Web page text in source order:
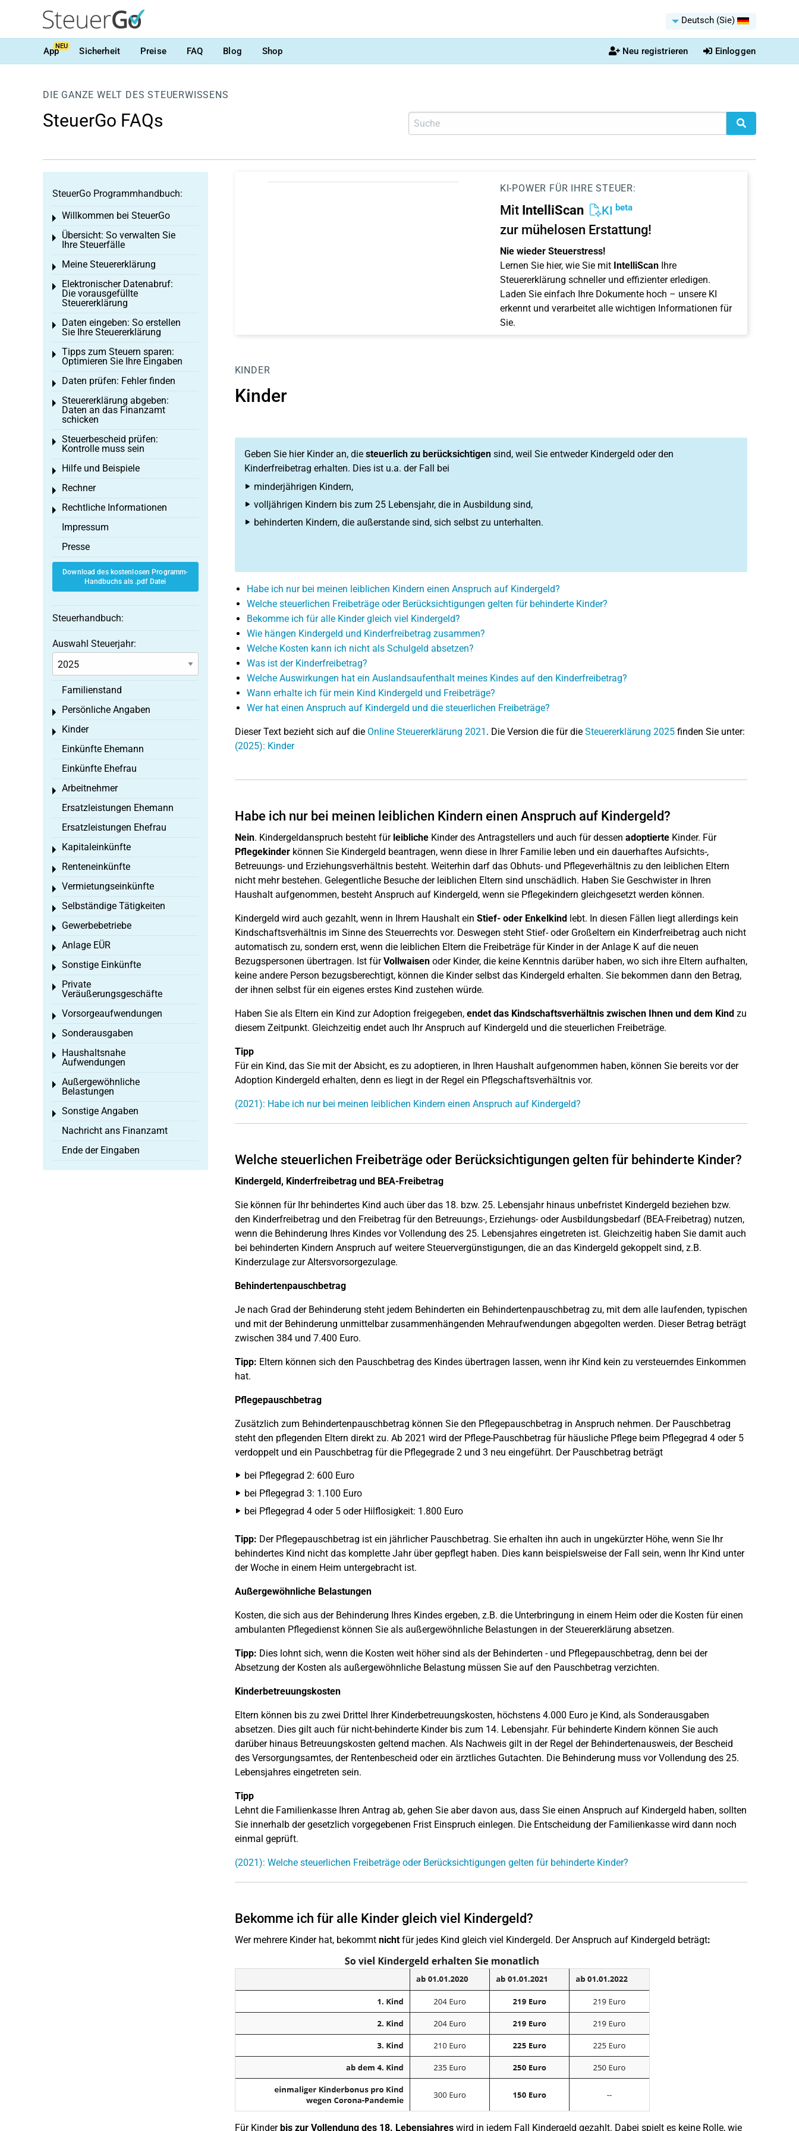
Deutsch (Sie)
AppNEU Sicherheit Preise FAQ Blog Shop Neu registrieren Einloggen
DIE GANZE WELT DES STEUERWISSENS
SteuerGo FAQs
KI-POWER FÜR IHRE STEUER:
Mit IntelliScan KI beta
zur mühelosen Erstattung!
Nie wieder Steuerstress!
Lernen Sie hier, wie Sie mit IntelliScanIhre
Steuererklärung schneller und effizienter erledigen.
Laden Sie einfach Ihre Dokumente hoch – unsere KI
erkennt und verarbeitet alle wichtigen Informationen für
Sie.
KINDER
Kinder
Geben Sie hier Kinder an, diesteuerlich zu berücksichtigensind, weil Sie entweder Kindergeld oder den
Kinderfreibetrag erhalten. Dies ist u.a. der Fall bei
minderjährigen Kindern,
volljährigen Kindern bis zum 25 Lebensjahr, die in Ausbildung sind,
behinderten Kindern, die außerstande sind, sich selbst zu unterhalten.
Habe ich nur bei meinen leiblichen Kindern einen Anspruch auf Kindergeld?
Welche steuerlichen Freibeträge oder Berücksichtigungen gelten für behinderte Kinder?
Bekomme ich für alle Kinder gleich viel Kindergeld?
Wie hängen Kindergeld und Kinderfreibetrag zusammen?
Welche Kosten kann ich nicht als Schulgeld absetzen?
Was ist der Kinderfreibetrag?
Welche Auswirkungen hat ein Auslandsaufenthalt meines Kindes auf den Kinderfreibetrag?
Wann erhalte ich für mein Kind Kindergeld und Freibeträge?
Wer hat einen Anspruch auf Kindergeld und die steuerlichen Freibeträge?
Dieser Text bezieht sich auf die Online Steuererklärung 2021 . Die Version die für die Steuererklärung 2025finden Sie unter:
(2025): Kinder
Habe ich nur bei meinen leiblichen Kindern einen Anspruch auf Kindergeld?
Nein. Kindergeldanspruch besteht für leiblicheKinder des Antragstellers und auch für dessen adoptierteKinder. Für
Pflegekinderkönnen Sie Kindergeld beantragen, wenn diese in Ihrer Familie leben und ein dauerhaftes Aufsichts-,
Betreuungs- und Erziehungsverhältnis besteht. Weiterhin darf das Obhuts- und Pflegeverhältnis zu den leiblichen Eltern
nicht mehr bestehen. Gelegentliche Besuche der leiblichen Eltern sind unschädlich. Haben Sie Geschwister in Ihren
Haushalt aufgenommen, besteht Anspruch auf Kindergeld, wenn sie Pflegekindern gleichgesetzt werden können.
Kindergeld wird auch gezahlt, wenn in Ihrem Haushalt ein Stief- oder Enkelkindlebt. In diesen Fällen liegt allerdings kein
Kindschaftsverhältnis im Sinne des Steuerrechts vor. Deswegen steht Stief- oder Großeltern ein Kinderfreibetrag auch nicht
automatisch zu, sondern erst, wenn die leiblichen Eltern die Freibeträge für Kinder in der Anlage K auf die neuen
Bezugspersonen übertragen. Ist fürVollwaisenoder Kinder, die keine Kenntnis darüber haben, wo sich ihre Eltern aufhalten,
keine andere Person bezugsberechtigt, können die Kinder selbst das Kindergeld erhalten. Sie bekommen dann den Betrag,
der ihnen selbst für ein eigenes erstes Kind zustehen würde.
Haben Sie als Eltern ein Kind zur Adoption freigegeben, endet das Kindschaftsverhältnis zwischen Ihnen und dem Kindzu
diesem Zeitpunkt. Gleichzeitig endet auch Ihr Anspruch auf Kindergeld und die steuerlichen Freibeträge.
Tipp
Für ein Kind, das Sie mit der Absicht, es zu adoptieren, in Ihren Haushalt aufgenommen haben, können Sie bereits vor der
Adoption Kindergeld erhalten, denn es liegt in der Regel ein Pflegschaftsverhältnis vor.
(2021): Habe ich nur bei meinen leiblichen Kindern einen Anspruch auf Kindergeld?
Welche steuerlichen Freibeträge oder Berücksichtigungen gelten für behinderte Kinder?
Kindergeld, Kinderfreibetrag und BEA-Freibetrag
Sie können für Ihr behindertes Kind auch über das 18. bzw. 25. Lebensjahr hinaus unbefristet Kindergeld beziehen bzw.
den Kinderfreibetrag und den Freibetrag für den Betreuungs-, Erziehungs- oder Ausbildungsbedarf (BEA-Freibetrag) nutzen,
wenn die Behinderung Ihres Kindes vor Vollendung des 25. Lebensjahres eingetreten ist. Gleichzeitig haben Sie damit auch
bei behinderten Kindern Anspruch auf weitere Steuervergünstigungen, die an das Kindergeld gekoppelt sind, z.B.
Kinderzulage zur Altersvorsorgezulage.
Behindertenpauschbetrag
Je nach Grad der Behinderung steht jedem Behinderten ein Behindertenpauschbetrag zu, mit dem alle laufenden, typischen
und mit der Behinderung unmittelbar zusammenhängenden Mehraufwendungen abgegolten werden. Dieser Betrag beträgt
zwischen 384 und 7.400 Euro.
Tipp: Eltern können sich den Pauschbetrag des Kindes übertragen lassen, wenn ihr Kind kein zu versteuerndes Einkommen
hat.
Pflegepauschbetrag
Zusätzlich zum Behindertenpauschbetrag können Sie den Pflegepauschbetrag in Anspruch nehmen. Der Pauschbetrag
steht den pflegenden Eltern direkt zu. Ab 2021 wird der Pflege-Pauschbetrag für häusliche Pflege beim Pflegegrad 4 oder 5
verdoppelt und ein Pauschbetrag für die Pflegegrade 2 und 3 neu eingeführt. Der Pauschbetrag beträgt
bei Pflegegrad 2: 600 Euro
bei Pflegegrad 3: 1.100 Euro
bei Pflegegrad 4 oder 5 oder Hilflosigkeit: 1.800 Euro
Tipp: Der Pflegepauschbetrag ist ein jährlicher Pauschbetrag. Sie erhalten ihn auch in ungekürzter Höhe, wenn Sie Ihr
behindertes Kind nicht das komplette Jahr über gepflegt haben. Dies kann beispielsweise der Fall sein, wenn Ihr Kind unter
der Woche in einem Heim untergebracht ist.
Außergewöhnliche Belastungen
Kosten, die sich aus der Behinderung Ihres Kindes ergeben, z.B. die Unterbringung in einem Heim oder die Kosten für einen
ambulanten Pflegedienst können Sie als außergewöhnliche Belastungen in der Steuererklärung absetzen.
Tipp: Dies lohnt sich, wenn die Kosten weit höher sind als der Behinderten - und Pflegepauschbetrag, denn bei der
Absetzung der Kosten als außergewöhnliche Belastung müssen Sie auf den Pauschbetrag verzichten.
Kinderbetreuungskosten
Eltern können bis zu zwei Drittel Ihrer Kinderbetreuungskosten, höchstens 4.000 Euro je Kind, als Sonderausgaben
absetzen. Dies gilt auch für nicht-behinderte Kinder bis zum 14. Lebensjahr. Für behinderte Kindern können Sie auch
darüber hinaus Betreuungskosten geltend machen. Als Nachweis gilt in der Regel der Behindertenausweis, der Bescheid
des Versorgungsamtes, der Rentenbescheid oder ein ärztliches Gutachten. Die Behinderung muss vor Vollendung des 25.
Lebensjahres eingetreten sein.
Tipp
Lehnt die Familienkasse Ihren Antrag ab, gehen Sie aber davon aus, dass Sie einen Anspruch auf Kindergeld haben, sollten
Sie innerhalb der gesetzlich vorgegebenen Frist Einspruch einlegen. Die Entscheidung der Familienkasse wird dann noch
einmal geprüft.
(2021): Welche steuerlichen Freibeträge oder Berücksichtigungen gelten für behinderte Kinder?
Bekomme ich für alle Kinder gleich viel Kindergeld?
Wer mehrere Kinder hat, bekommt nichtfür jedes Kind gleich viel Kindergeld. Der Anspruch auf Kindergeld beträgt:
Für Kinderbis zur Vollendung des 18. Lebensjahreswird in jedem Fall Kindergeld gezahlt. Dabei spielt es keine Rolle, wie
SteuerGo Programmhandbuch:
Willkommen bei SteuerGo
Toggle menu
Übersicht: So verwalten Sie
Ihre Steuerfälle
Toggle menu
Meine Steuererklärung
Toggle menu
Elektronischer Datenabruf:
Die vorausgefüllte
Steuererklärung
Toggle menu
Daten eingeben: So erstellen
Sie Ihre Steuererklärung
Toggle menu
Tipps zum Steuern sparen:
Optimieren Sie Ihre Eingaben
Toggle menu
Daten prüfen: Fehler finden
Toggle menu
Steuererklärung abgeben:
Daten an das Finanzamt
schicken
Toggle menu
Steuerbescheid prüfen:
Kontrolle muss sein
Toggle menu
Hilfe und Beispiele
Toggle menu
Rechner
Toggle menu
Rechtliche Informationen
Toggle menu
Impressum
Presse
Download des kostenlosen Programm-
Handbuchs als .pdf Datei
Steuerhandbuch:
Auswahl Steuerjahr:
Familienstand
Persönliche Angaben
Toggle menu
Kinder
Toggle menu
Einkünfte Ehemann
Einkünfte Ehefrau
Arbeitnehmer
Toggle menu
Ersatzleistungen Ehemann
Ersatzleistungen Ehefrau
Kapitaleinkünfte
Toggle menu
Renteneinkünfte
Toggle menu
Vermietungseinkünfte
Toggle menu
Selbständige Tätigkeiten
Toggle menu
Gewerbebetriebe
Toggle menu
Anlage EÜR
Toggle menu
Sonstige Einkünfte
Toggle menu
Private
Veräußerungsgeschäfte
Toggle menu
Vorsorgeaufwendungen
Toggle menu
Sonderausgaben
Toggle menu
Haushaltsnahe
Aufwendungen
Toggle menu
Außergewöhnliche
Belastungen
Toggle menu
Sonstige Angaben
Toggle menu
Nachricht ans Finanzamt
Ende der Eingaben